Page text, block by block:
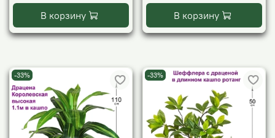
В корзину В корзину
-33% -33%